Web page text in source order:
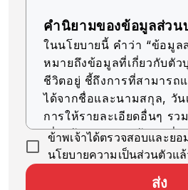
คำนิยามของข้อมูลส่วน
ในนโยบายนี้ คำว่า “ข้อมูล
หมายถึงข้อมูลที่เกี่ยวกับตัว
ชีวิตอยู่ ชี้ถึงการที่สามารถ
ได้จากชื่อและนามสกุล, วัน
การให้รายละเอียดอื่นๆ รว
เกี่ยวข้อง (รวมถึงข้อมูลที่ส
กับข้อมูลอื่นๆ ได้ง่าย ซึ่งจะ
ข้าพเจ้าได้ตรวจสอบและยอ
นโยบายความเป็นส่วนตัวแล้
ส่ง